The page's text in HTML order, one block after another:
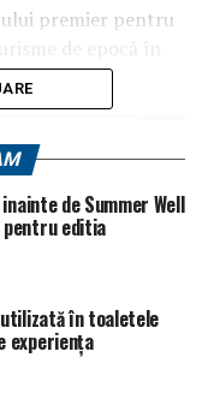
premier pentru
de Summer Well
pentru editia
în toaletele
experiența